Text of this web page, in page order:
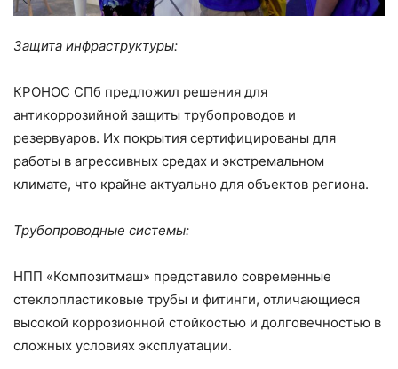
Защита инфраструктуры:
КРОНОС СПб предложил решения для
антикоррозийной защиты трубопроводов и
резервуаров. Их покрытия сертифицированы для
работы в агрессивных средах и экстремальном
климате, что крайне актуально для объектов региона.
Трубопроводные системы:
НПП «Композитмаш» представило современные
стеклопластиковые трубы и фитинги, отличающиеся
высокой коррозионной стойкостью и долговечностью в
сложных условиях эксплуатации.